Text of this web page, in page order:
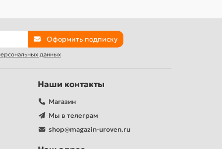
Оформить подписку
данных
Наши контакты
Магазин
Мы в телеграм
shop@magazin-uroven.ru